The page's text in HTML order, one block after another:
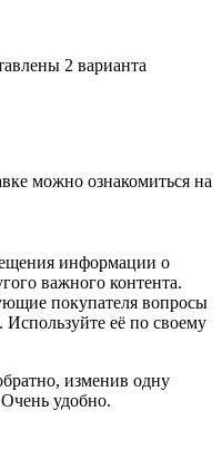
2 варианта
можно ознакомиться на
информации о
важного контента.
покупателя вопросы
Используйте её по своему
изменив одну
удобно.